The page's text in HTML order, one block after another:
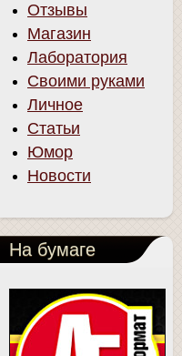
Отзывы
Магазин
Лаборатория
Своими руками
Личное
Статьи
Юмор
Новости
На бумаге